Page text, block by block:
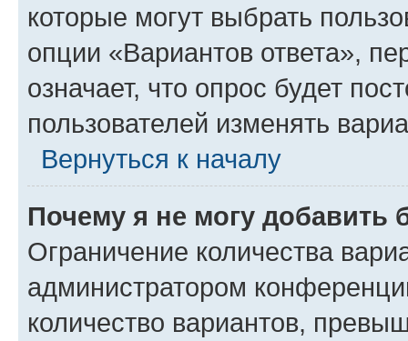
которые могут выбрать
опции «Вариантов ответа»,
означает, что опрос будет
пользователей изменять
Вернуться к началу
Почему я не могу добавить
Ограничение количества
администратором
количество вариантов,